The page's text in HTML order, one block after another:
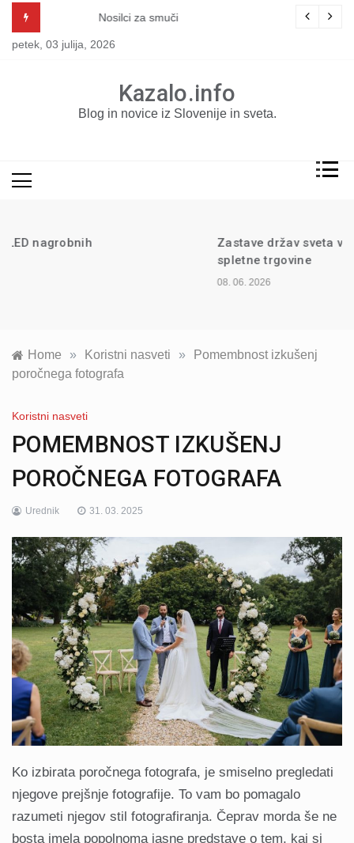
content
Nosilci za smuči
petek, 03 julija, 2026
Kazalo.info
Blog in novice iz Slovenije in sveta.
Zastave držav sveta v ponudbi
Home » Koristni nasveti »
Pomembnost izkušenj
poročnega fotografa
Koristni nasveti
POMEMBNOST IZKUŠENJ
POROČNEGA FOTOGRAFA
Urednik 31. 03. 2025
Ko izbirata poročnega fotografa, je smiselno pregledati
njegove prejšnje fotografije. To vam bo pomagalo
razumeti njegov stil fotografiranja. Čeprav morda še ne
bosta imela popolnoma jasne predstave o tem, kaj si